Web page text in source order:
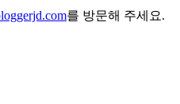
를 방문해 주세요.